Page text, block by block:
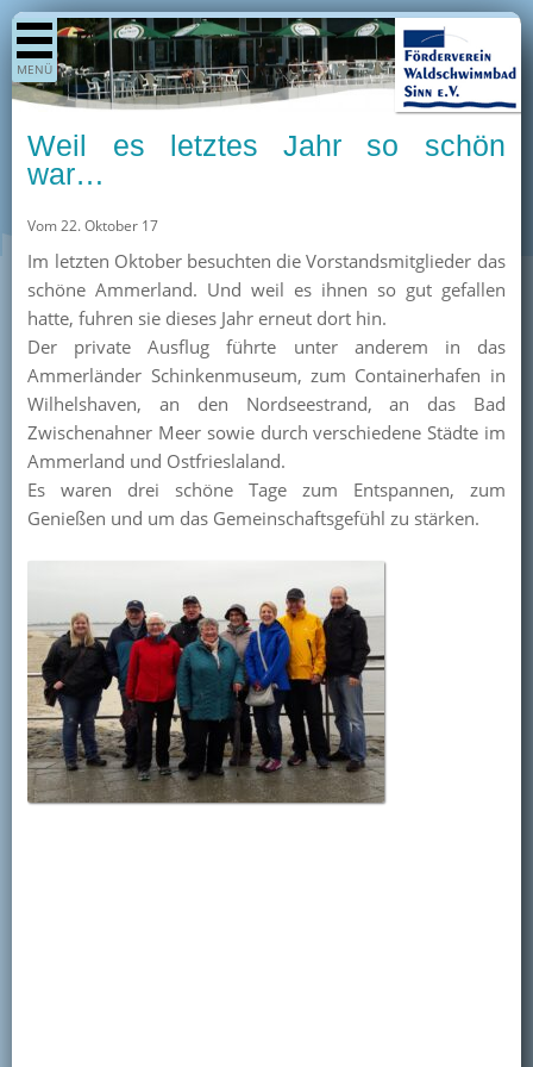
MENÜ
Shop
Aktuelles
Termine
/ Preise
Kurse
Kioskangebote
Unterstützer
Team
Pressearchiv
Kontakt
Mitglied werden
Weil es letztes Jahr so schön
war…
Vom 22. Oktober 17
Im letzten Oktober besuchten die Vorstandsmitglieder das
schöne Ammerland. Und weil es ihnen so gut gefallen
hatte, fuhren sie dieses Jahr erneut dort hin.
Der private Ausflug führte unter anderem in das
Ammerländer Schinkenmuseum, zum Containerhafen in
Wilhelshaven, an den Nordseestrand, an das Bad
Zwischenahner Meer sowie durch verschiedene Städte im
Ammerland und Ostfrieslaland.
Es waren drei schöne Tage zum Entspannen, zum
Genießen und um das Gemeinschaftsgefühl zu stärken.